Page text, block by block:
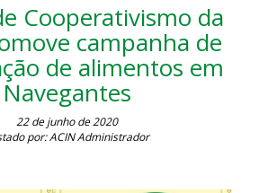
Cooperativismo da
campanha de
de alimentos em
Navegantes
22 de junho de 2020
por: ACIN Administrador